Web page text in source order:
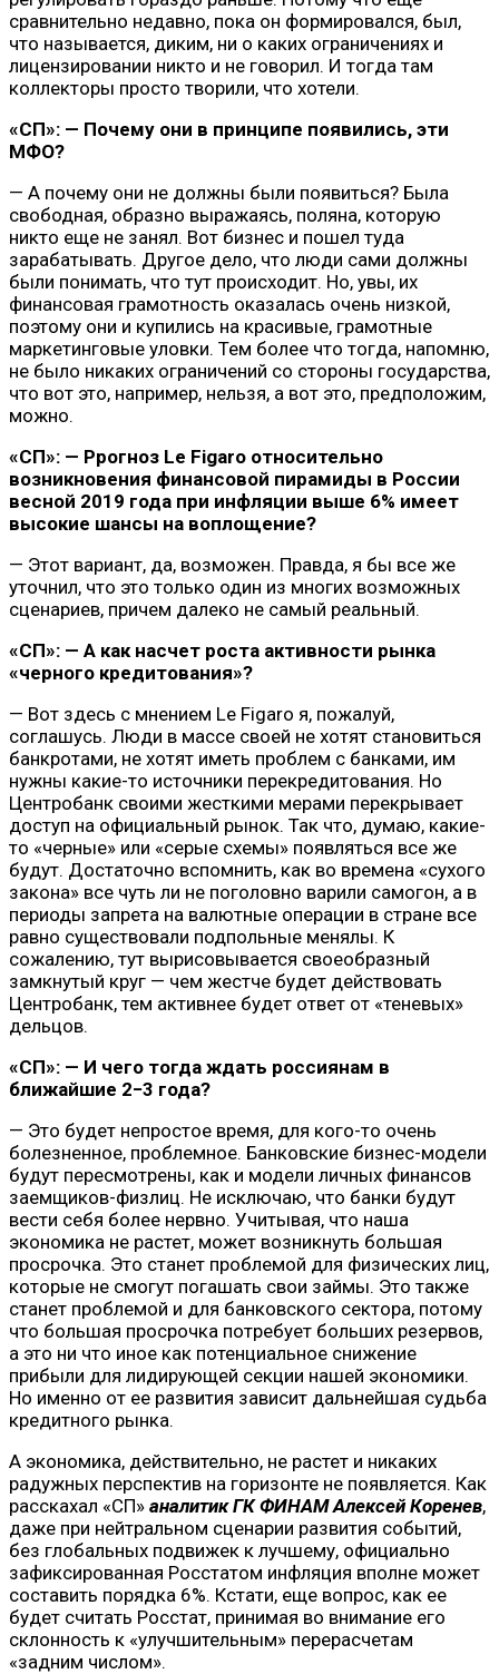
сравнительно недавно, пока он формировался, был,
что называется, диким, ни о каких ограничениях и
лицензировании никто и не говорил. И тогда там
коллекторы просто творили, что хотели.
«СП»: — Почему они в принципе появились, эти
МФО?
— А почему они не должны были появиться? Была
свободная, образно выражаясь, поляна, которую
никто еще не занял. Вот бизнес и пошел туда
зарабатывать. Другое дело, что люди сами должны
были понимать, что тут происходит. Но, увы, их
финансовая грамотность оказалась очень низкой,
поэтому они и купились на красивые, грамотные
маркетинговые уловки. Тем более что тогда, напомню,
не было никаких ограничений со стороны государства,
что вот это, например, нельзя, а вот это, предположим,
можно.
«СП»: — Ррогноз Le Figaro относительно
возникновения финансовой пирамиды в России
весной 2019 года при инфляции выше 6% имеет
высокие шансы на воплощение?
— Этот вариант, да, возможен. Правда, я бы все же
уточнил, что это только один из многих возможных
сценариев, причем далеко не самый реальный.
«СП»: — А как насчет роста активности рынка
«черного кредитования»?
— Вот здесь с мнением Le Figaro я, пожалуй,
соглашусь. Люди в массе своей не хотят становиться
банкротами, не хотят иметь проблем с банками, им
нужны какие-то источники перекредитования. Но
Центробанк своими жесткими мерами перекрывает
доступ на официальный рынок. Так что, думаю, какие-
то «черные» или «серые схемы» появляться все же
будут. Достаточно вспомнить, как во времена «сухого
закона» все чуть ли не поголовно варили самогон, а в
периоды запрета на валютные операции в стране все
равно существовали подпольные менялы. К
сожалению, тут вырисовывается своеобразный
замкнутый круг — чем жестче будет действовать
Центробанк, тем активнее будет ответ от «теневых»
дельцов.
«СП»: — И чего тогда ждать россиянам в
ближайшие 2−3 года?
— Это будет непростое время, для кого-то очень
болезненное, проблемное. Банковские бизнес-модели
будут пересмотрены, как и модели личных финансов
заемщиков-физлиц. Не исключаю, что банки будут
вести себя более нервно. Учитывая, что наша
экономика не растет, может возникнуть большая
просрочка. Это станет проблемой для физических лиц,
которые не смогут погашать свои займы. Это также
станет проблемой и для банковского сектора, потому
что большая просрочка потребует больших резервов,
а это ни что иное как потенциальное снижение
прибыли для лидирующей секции нашей экономики.
Но именно от ее развития зависит дальнейшая судьба
кредитного рынка.
А экономика, действительно, не растет и никаких
радужных перспектив на горизонте не появляется. Как
расскахал «СП» аналитик ГК ФИНАМ Алексей Коренев,
даже при нейтральном сценарии развития событий,
без глобальных подвижек к лучшему, официально
зафиксированная Росстатом инфляция вполне может
составить порядка 6%. Кстати, еще вопрос, как ее
будет считать Росстат, принимая во внимание его
склонность к «улучшительным» перерасчетам
«задним числом».